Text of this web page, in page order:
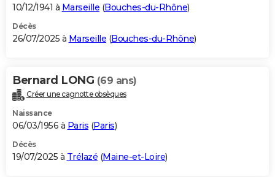
10/12/1941 à Marseille (Bouches-du-Rhône)
Décès
26/07/2025 à Marseille (Bouches-du-Rhône)
Bernard LONG (69 ans)
Créer une cagnotte obsèques
Naissance
06/03/1956 à Paris (Paris)
Décès
19/07/2025 à Trélazé (Maine-et-Loire)